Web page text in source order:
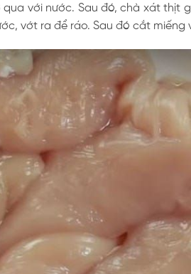
qua với nước. Sau đó, chà xát thịt
vớt ra để ráo. Sau đó cắt miếng